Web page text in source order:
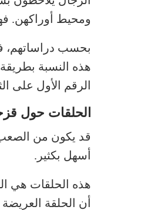
ومحيط أوراكهن.
هذه النسبة
الرقم الأول على
الحلقات حول
قد يكون من الصعب
أسهل بكثير.
هذه الحلقات هي
أن الحلقة